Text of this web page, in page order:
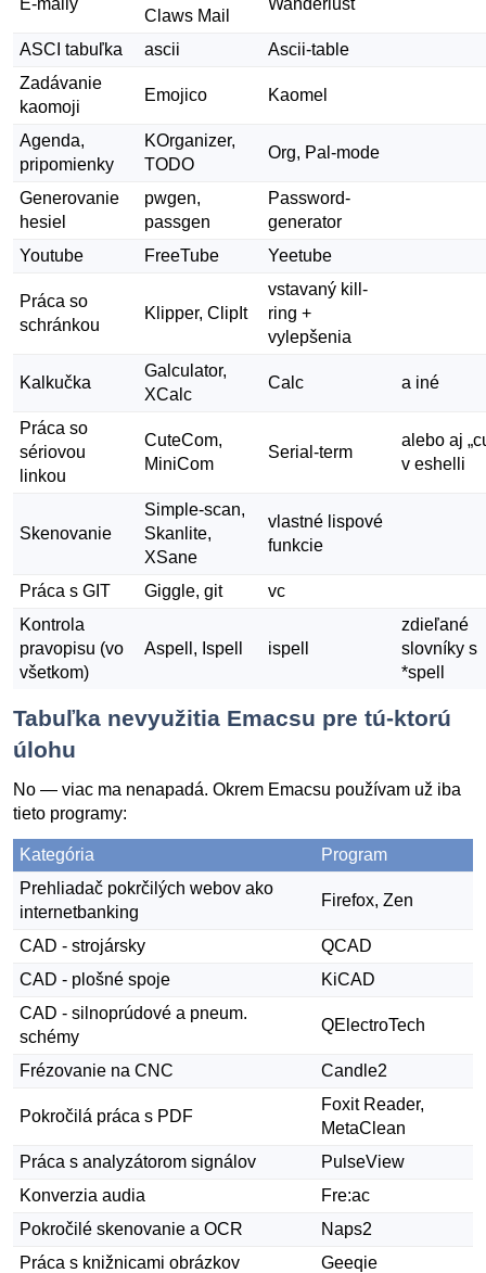
E-maily
Claws Mail
Wanderlust
ASCI tabuľka ascii
Ascii-table
Zadávanie
kaomoji
Emojico Kaomel
Agenda,
pripomienky
KOrganizer,
TODO
Org, Pal-mode
Generovanie
hesiel
pwgen,
passgen
Password-
generator
Youtube
FreeTube Yeetube
Práca so
schránkou
Klipper, ClipIt
vstavaný kill-
ring +
vylepšenia
Kalkučka
Galculator,
XCalc
Calc a iné
Práca so
sériovou
linkou
CuteCom,
MiniCom
Serial-term
alebo aj
v eshelli
Skenovanie
Simple-scan,
Skanlite,
XSane
vlastné lispové
funkcie
Práca s GIT Giggle, git
vc
Kontrola
pravopisu (vo
všetkom)
Aspell, Ispell ispell
zdieľané
slovníky s
*spell
Tabuľka nevyužitia Emacsu pre tú-ktorú
úlohu
No — viac ma nenapadá. Okrem Emacsu používam už iba
tieto programy:
Kategória
Program
Prehliadač pokrčilých webov ako
internetbanking
Firefox, Zen
CAD - strojársky
QCAD
CAD - plošné spoje
KiCAD
CAD - silnoprúdové a pneum.
schémy
QElectroTech
Frézovanie na CNC Candle2
Pokročilá práca s PDF
Foxit Reader,
MetaClean
Práca s analyzátorom signálov
PulseView
Konverzia audia
Fre:ac
Pokročilé skenovanie a OCR
Naps2
Práca s knižnicami obrázkov
Geeqie